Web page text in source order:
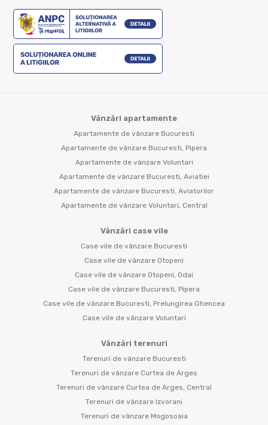
Vânzări apartamente
Apartamente de vânzare Bucuresti
Apartamente de vânzare Bucuresti, Pipera
Apartamente de vânzare Voluntari
Apartamente de vânzare Bucuresti, Aviatiei
Apartamente de vânzare Bucuresti, Aviatorilor
Apartamente de vânzare Voluntari, Central
Vânzări case vile
Case vile de vânzare Bucuresti
Case vile de vânzare Otopeni
Case vile de vânzare Otopeni, Odai
Case vile de vânzare Bucuresti, Pipera
Case vile de vânzare Bucuresti, Prelungirea Ghencea
Case vile de vânzare Voluntari
Vânzări terenuri
Terenuri de vânzare Bucuresti
Terenuri de vânzare Curtea de Arges
Terenuri de vânzare Curtea de Arges, Central
Terenuri de vânzare Izvorani
Terenuri de vânzare Mogosoaia